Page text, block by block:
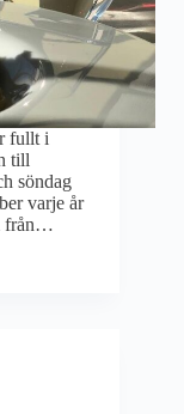
fullt i
till
söndag
varje år
från…